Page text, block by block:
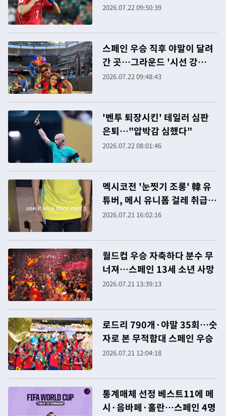
2026.07.22 09:50:39
스페인 우승 직후 야말이 달려
간 곳…그라운드 '시선 강
탈'한 그녀
2026.07.22 09:48:43
'벤투 퇴장시킨' 테일러 심판
은퇴…"압박감 심했다"
2026.07.22 08:01:46
멕시코전 '눈찟기 조롱' 韓 유
튜버, 메시 유니폼 걸레 취급
논란
2026.07.21 16:02:16
월드컵 우승 자축하다 분수 무
너져…스페인 13세 소년 사망
2026.07.21 13:39:13
로드리 790개·야말 35회…숫
자로 본 무적함대 스페인 우승
2026.07.21 12:04:18
통계매체 선정 베스트11에 메
시·음바페·홀란…스페인 4명